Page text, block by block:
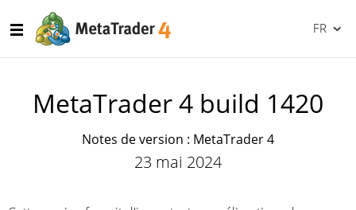
FR
MetaTrader 4 build 1420
Notes de version : MetaTrader 4
23 mai 2024